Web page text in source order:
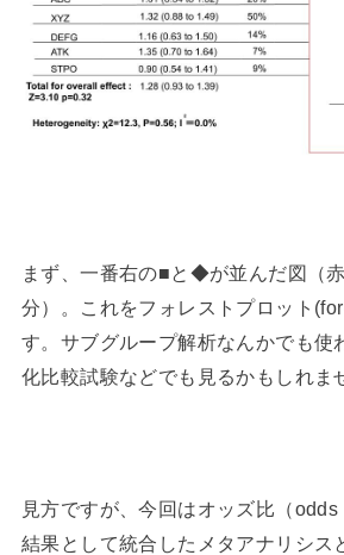
まず、一番右の■と◆が並んだ図（
分）。これをフォレストプロット
す。サブグループ解析なんかでも使
化比較試験などでも見るかもしれま
見方ですが、今回はオッズ比（
結果として統合したメタアナリシス